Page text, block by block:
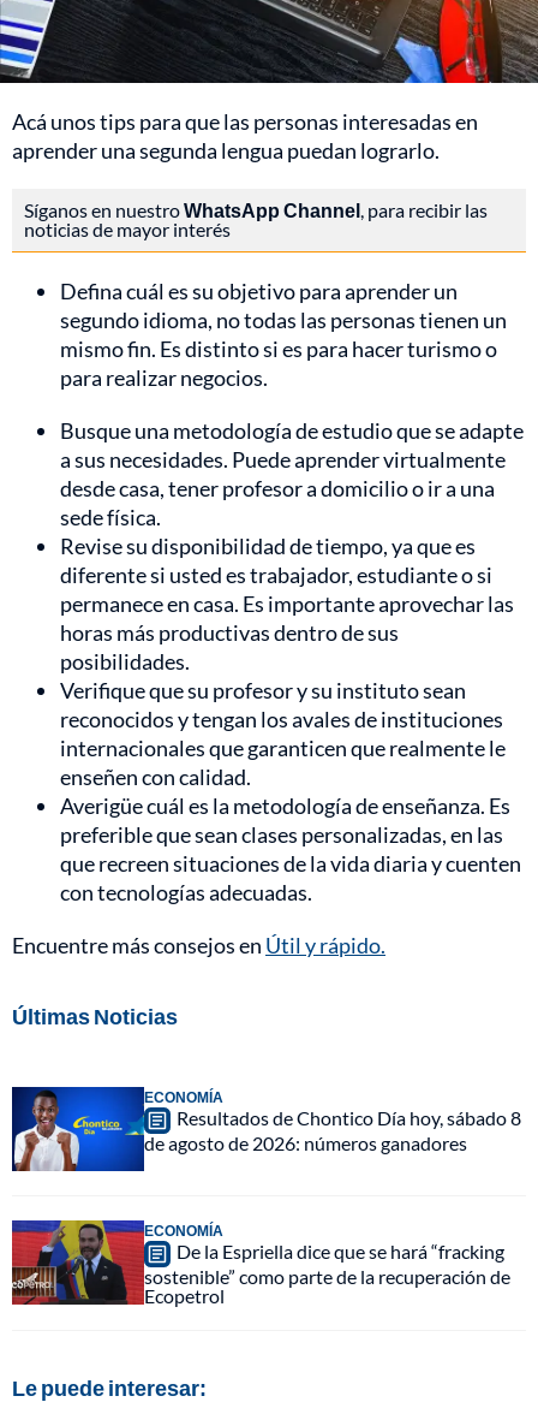
Acá unos tips para que las personas interesadas en
aprender una segunda lengua puedan lograrlo.
Síganos en nuestroWhatsApp Channel , para recibir las
noticias de mayor interés
Defina cuál es su objetivo para aprender un
segundo idioma, no todas las personas tienen un
mismo fin. Es distinto si es para hacer turismo o
para realizar negocios.
Busque una metodología de estudio que se adapte
a sus necesidades. Puede aprender virtualmente
desde casa, tener profesor a domicilio o ir a una
sede física.
Revise su disponibilidad de tiempo, ya que es
diferente si usted es trabajador, estudiante o si
permanece en casa. Es importante aprovechar las
horas más productivas dentro de sus
posibilidades.
Verifique que su profesor y su instituto sean
reconocidos y tengan los avales de instituciones
internacionales que garanticen que realmente le
enseñen con calidad.
Averigüe cuál es la metodología de enseñanza. Es
preferible que sean clases personalizadas, en las
que recreen situaciones de la vida diaria y cuenten
con tecnologías adecuadas.
Encuentre más consejos en Útil y rápido.
Últimas Noticias
ECONOMÍA
Resultados de Chontico Día hoy, sábado 8
de agosto de 2026: números ganadores
ECONOMÍA
De la Espriella dice que se hará “fracking
sostenible” como parte de la recuperación de
Ecopetrol
Le puede interesar: